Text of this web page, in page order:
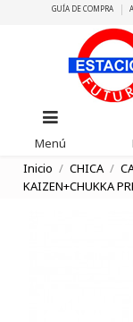
GUÍA DE COMPRA
Menú
Inicio
CHICA
KAIZEN+CHUKKA